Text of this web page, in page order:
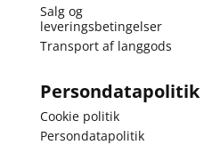
Salg og
leveringsbetingelser
Transport af langgods
Persondatapolitik
Cookie politik
Persondatapolitik